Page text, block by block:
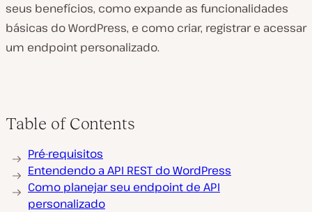
seus benefícios, como expande as funcionalidades
básicas do WordPress, e como criar, registrar e acessar
um endpoint personalizado.
Table of Contents
Pré-requisitos
Entendendo a API REST do WordPress
Como planejar seu endpoint de API
personalizado